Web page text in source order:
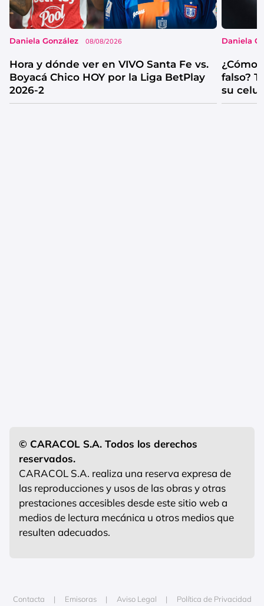
Daniela González 08/08/2026
Hora y dónde ver en VIVO Santa Fe vs.
Boyacá Chico HOY por la Liga BetPlay
2026-2
Daniela
¿Cómo
falso?
su
© CARACOL S.A. Todos los derechos
reservados.
CARACOL S.A. realiza una reserva expresa de
las reproducciones y usos de las obras y otras
prestaciones accesibles desde este sitio web a
medios de lectura mecánica u otros medios que
resulten adecuados.
Contacta Emisoras Aviso Legal Política de Privacidad